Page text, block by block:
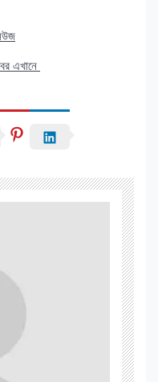
এখানে